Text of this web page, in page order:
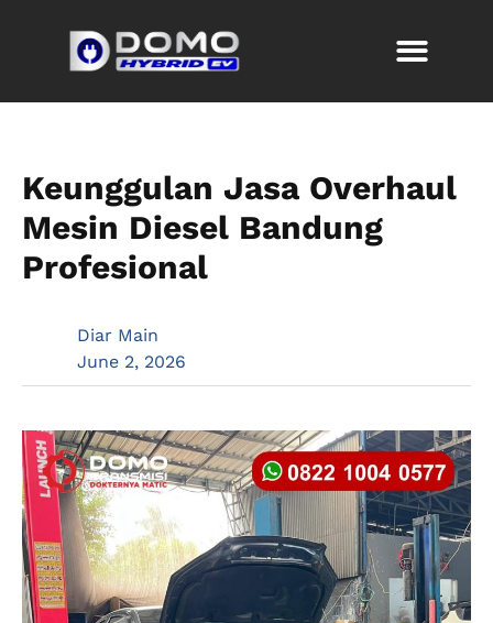
Keunggulan Jasa Overhaul
Mesin Diesel Bandung
Profesional
Diar Main
June 2, 2026